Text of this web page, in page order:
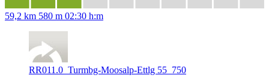
59,2 km 580 m 02:30 h:m
RR011.0_Turmbg-Moosalp-Ettlg 55_750